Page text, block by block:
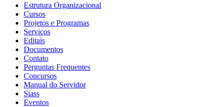
Estrutura Organizacional
Cursos
Projetos e Programas
Serviços
Editais
Documentos
Contato
Perguntas Frequentes
Concursos
Manual do Servidor
Siass
Eventos